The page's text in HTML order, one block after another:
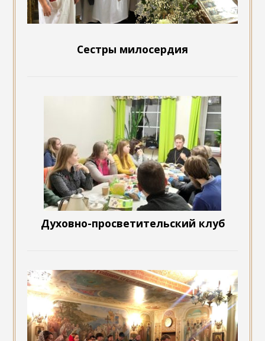
Сестры милосердия
Духовно-просветительский клуб